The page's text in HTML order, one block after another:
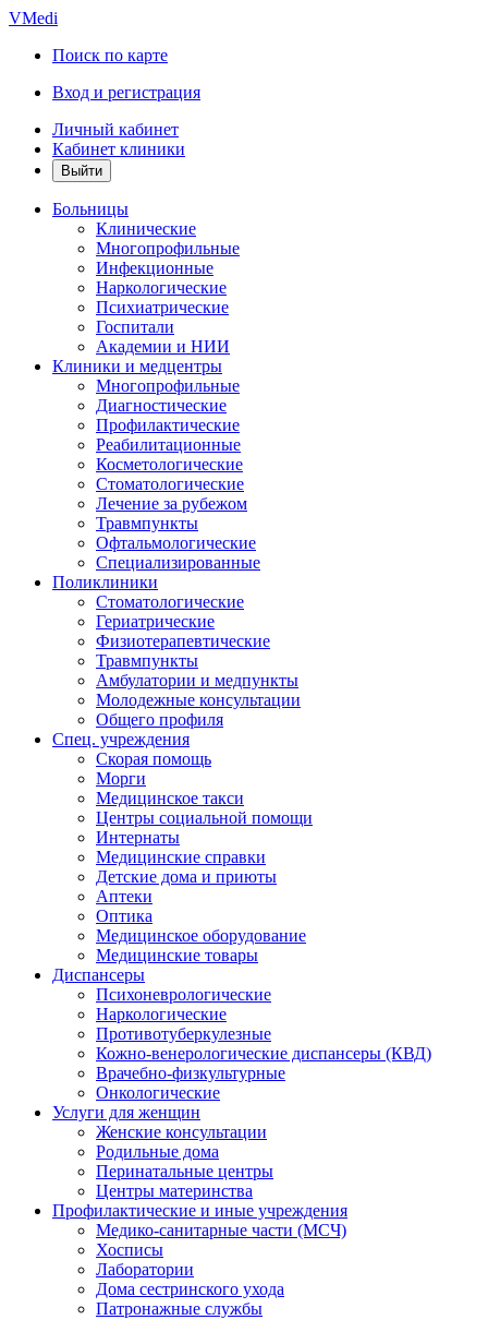
VMedi
Поиск по карте
Вход и регистрация
Личный кабинет
Кабинет клиники
Больницы
Клинические
Многопрофильные
Инфекционные
Наркологические
Психиатрические
Госпитали
Академии и НИИ
Клиники и медцентры
Многопрофильные
Диагностические
Профилактические
Реабилитационные
Косметологические
Стоматологические
Лечение за рубежом
Травмпункты
Офтальмологические
Специализированные
Поликлиники
Стоматологические
Гериатрические
Физиотерапевтические
Травмпункты
Амбулатории и медпункты
Молодежные консультации
Общего профиля
Спец. учреждения
Скорая помощь
Морги
Медицинское такси
Центры социальной помощи
Интернаты
Медицинские справки
Детские дома и приюты
Аптеки
Оптика
Медицинское оборудование
Медицинские товары
Диспансеры
Психоневрологические
Наркологические
Противотуберкулезные
Кожно-венерологические диспансеры (КВД)
Врачебно-физкультурные
Онкологические
Услуги для женщин
Женские консультации
Родильные дома
Перинатальные центры
Центры материнства
Профилактические и иные учреждения
Медико-санитарные части (МСЧ)
Хосписы
Лаборатории
Дома сестринского ухода
Патронажные службы